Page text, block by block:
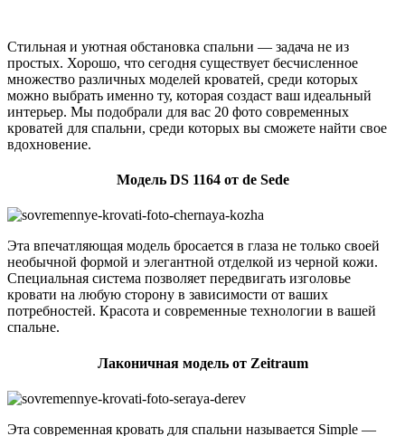
Стильная и уютная обстановка спальни — задача не из
простых. Хорошо, что сегодня существует бесчисленное
множество различных моделей кроватей, среди которых
можно выбрать именно ту, которая создаст ваш идеальный
интерьер. Мы подобрали для вас 20 фото современных
кроватей для спальни, среди которых вы сможете найти свое
вдохновение.
Модель DS 1164 от de Sede
Эта впечатляющая модель бросается в глаза не только своей
необычной формой и элегантной отделкой из черной кожи.
Специальная система позволяет передвигать изголовье
кровати на любую сторону в зависимости от ваших
потребностей. Красота и современные технологии в вашей
спальне.
Лаконичная модель от Zeitraum
Эта современная кровать для спальни называется Simple —